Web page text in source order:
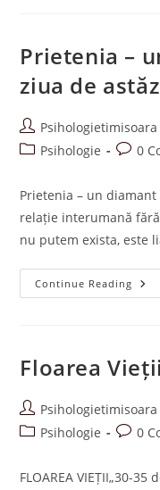
Prietenia –
ziua de
Post
author:
Psihologietimisoara
PostPsihologie
Post0
Prietenia – un
relație interumană
nu putem exista, este
Continue Reading
–
Ziua
De
Floarea Vieții
Post
author:
Psihologietimisoara
PostPsihologie
Post0
FLOAREA VIEȚII„30-